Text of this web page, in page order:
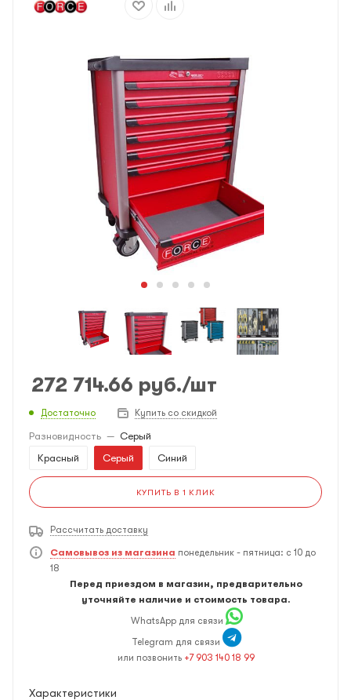
272 714.66 руб./шт
Достаточно Купить со скидкой
Разновидность — Серый
Красный
Серый Синий
КУПИТЬ В 1 КЛИК
Рассчитать доставку
Самовывоз из магазина понедельник - пятница: с 10 до
18
Перед приездом в магазин, предварительно
уточняйте наличие и стоимость товара.
WhatsApp для связи
Telegram для связи
или позвонить +7 903 140 18 99
Характеристики